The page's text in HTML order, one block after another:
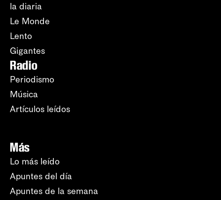
la diaria
Le Monde
Lento
Gigantes
Radio
Periodismo
Música
Artículos leídos
Más
Lo más leído
Apuntes del día
Apuntes de la semana